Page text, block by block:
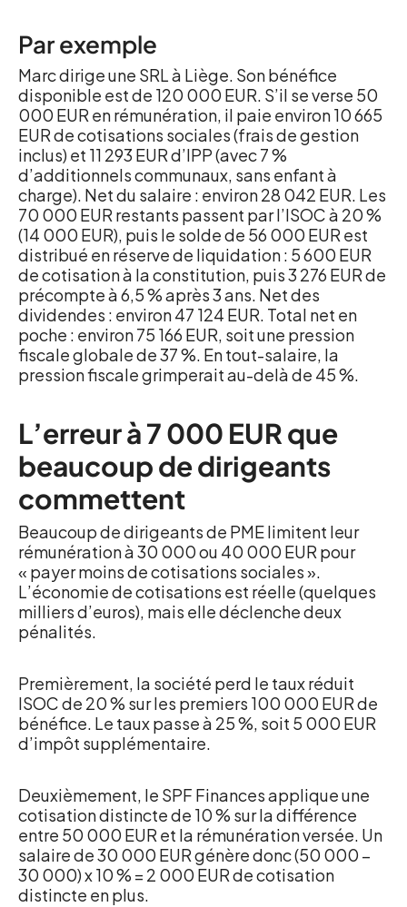
Par exemple
Marc dirige une SRL à Liège. Son bénéfice
disponible est de 120 000 EUR. S’il se verse 50
000 EUR en rémunération, il paie environ 10 665
EUR de cotisations sociales (frais de gestion
inclus) et 11 293 EUR d’IPP (avec 7 %
d’additionnels communaux, sans enfant à
charge). Net du salaire : environ 28 042 EUR. Les
70 000 EUR restants passent par l’ISOC à 20 %
(14 000 EUR), puis le solde de 56 000 EUR est
distribué en réserve de liquidation : 5 600 EUR
de cotisation à la constitution, puis 3 276 EUR de
précompte à 6,5 % après 3 ans. Net des
dividendes : environ 47 124 EUR. Total net en
poche : environ 75 166 EUR, soit une pression
fiscale globale de 37 %. En tout-salaire, la
pression fiscale grimperait au-delà de 45 %.
L’erreur à 7 000 EUR que
beaucoup de dirigeants
commettent
Beaucoup de dirigeants de PME limitent leur
rémunération à 30 000 ou 40 000 EUR pour
« payer moins de cotisations sociales ».
L’économie de cotisations est réelle (quelques
milliers d’euros), mais elle déclenche deux
pénalités.
Premièrement, la société perd le taux réduit
ISOC de 20 % sur les premiers 100 000 EUR de
bénéfice. Le taux passe à 25 %, soit 5 000 EUR
d’impôt supplémentaire.
Deuxièmement, le SPF Finances applique une
cotisation distincte de 10 % sur la différence
entre 50 000 EUR et la rémunération versée. Un
salaire de 30 000 EUR génère donc (50 000 –
30 000) x 10 % = 2 000 EUR de cotisation
distincte en plus.